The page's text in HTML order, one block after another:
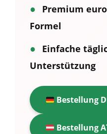
●
Premium
Formel
●
Einfache
Unterstützung
Bestellung
Bestellung